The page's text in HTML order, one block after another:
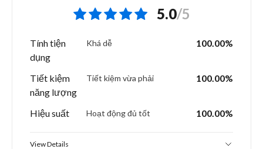
5.0/5
Tính tiện
dụng
Khá dễ 100.00%
Tiết kiệm
năng lượng
Tiết kiệm vừa phải 100.00%
Hiệu suất Hoạt động đủ tốt 100.00%
View Details